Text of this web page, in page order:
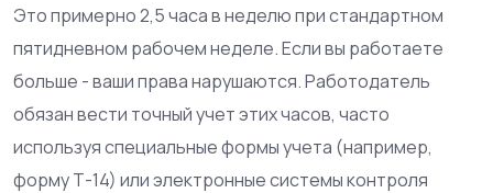
Это примерно 2,5 часа в неделю при стандартном
пятидневном рабочем неделе. Если вы работаете
больше - ваши права нарушаются. Работодатель
обязан вести точный учет этих часов, часто
используя специальные формы учета (например,
форму Т-14) или электронные системы контроля